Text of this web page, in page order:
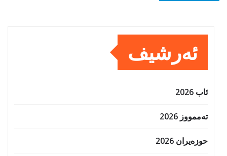
ئەرشیف
ئاب 2026
تەممووز 2026
حوزه‌یران 2026